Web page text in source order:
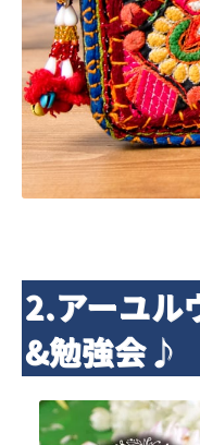
2.アーユル
&勉強会♪